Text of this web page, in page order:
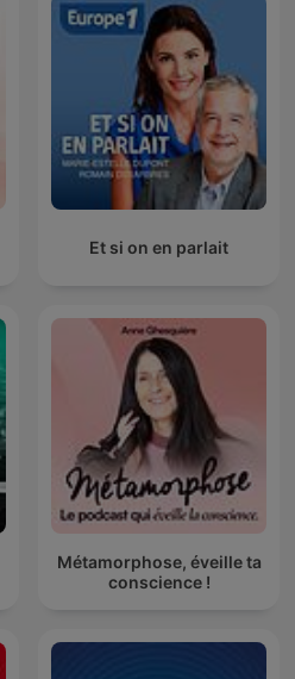
Et si on en parlait
Métamorphose, éveille ta
conscience !